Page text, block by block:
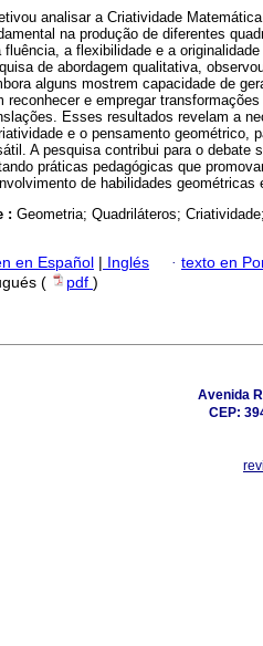
analisar a Criatividade
na produção de diferentes
fluência, a flexibilidade e a
de abordagem qualitativa,
alguns mostrem capacidade de
reconhecer e empregar
Esses resultados revelam a
e o pensamento geométrico,
A pesquisa contribui para o debate
práticas pedagógicas que
de habilidades geométricas
: Geometria; Quadriláteros;
en Español | Inglés · texto en
( pdf )
Avenida
CEP: